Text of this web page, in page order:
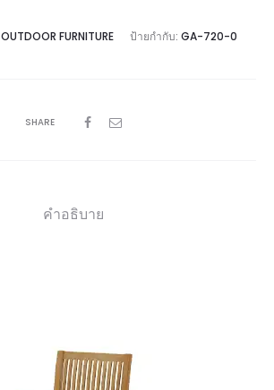
OUTDOOR FURNITURE ป้ายกำกับ: GA-720-0
SHARE
คำอธิบาย